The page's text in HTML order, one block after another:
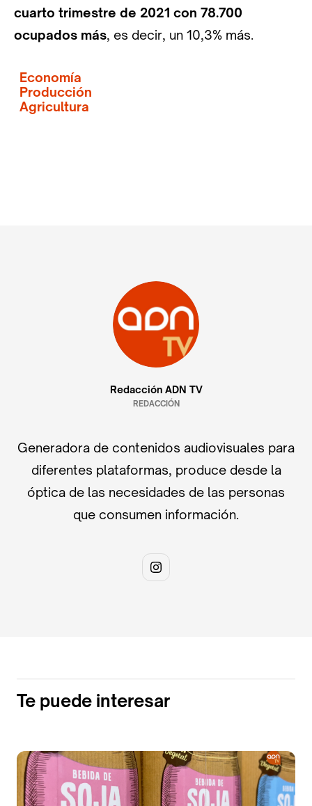
cuarto trimestre de 2021 con 78.700
ocupados más, es decir, un 10,3% más.
Economía
Producción
Agricultura
Redacción ADN TV
REDACCIÓN
Generadora de contenidos audiovisuales para
diferentes plataformas, produce desde la
óptica de las necesidades de las personas
que consumen información.
Te puede interesar